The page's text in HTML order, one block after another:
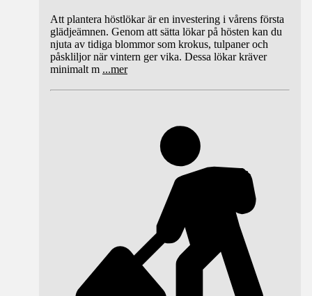
Att plantera höstlökar är en investering i vårens första
glädjeämnen. Genom att sätta lökar på hösten kan du
njuta av tidiga blommor som krokus, tulpaner och
påskliljor när vintern ger vika. Dessa lökar kräver
minimalt m ...mer